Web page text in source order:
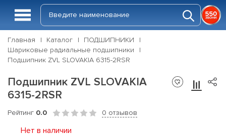
Главная Каталог
ПОДШИПНИКИ
Шариковые радиальные подшипники
Подшипник ZVL SLOVAKIA 6315-2RSR
Подшипник ZVL SLOVAKIA
6315-2RSR
Рейтинг 0.0 0 отзывов
Нет в наличии